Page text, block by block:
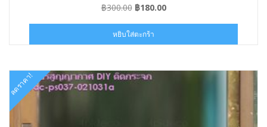
฿300.00 Original
was:
฿300.00.
฿180.00Current
฿180.00.
หยิบใส่ตะกร้า
ลดราคา!